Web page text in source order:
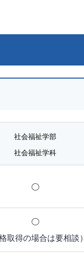
社会福祉学部
社会福祉学科
○
○
格取得の場合は要相談）